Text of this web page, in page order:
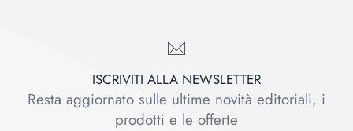
ISCRIVITI ALLA NEWSLETTER
Resta aggiornato sulle ultime novità editoriali, i
prodotti e le offerte